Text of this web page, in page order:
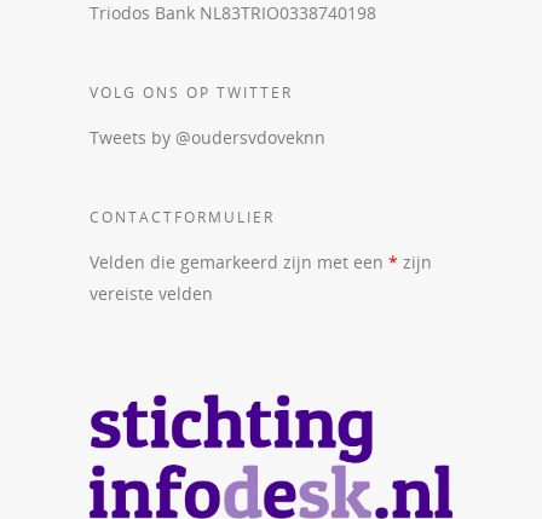
Triodos Bank NL83TRIO0338740198
VOLG ONS OP TWITTER
Tweets by @oudersvdoveknn
CONTACTFORMULIER
Velden die gemarkeerd zijn met een * zijn
vereiste velden